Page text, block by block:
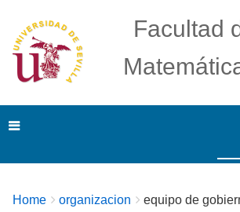
Facultad
Breadcrumbs
You
Home organizacion equipo de